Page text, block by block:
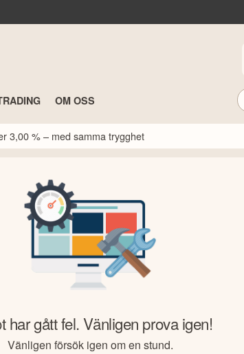
OM OSS
3,00 % – med samma trygghet
har gått fel. Vänligen prova igen!
Vänligen försök igen om en stund.